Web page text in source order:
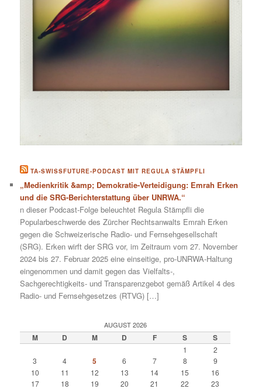
TA-SWISSFUTURE-PODCAST MIT REGULA STÄMPFLI
„Medienkritik &amp; Demokratie-Verteidigung: Emrah Erken
und die SRG-Berichterstattung über UNRWA.“
n dieser Podcast-Folge beleuchtet Regula Stämpfli die
Popularbeschwerde des Zürcher Rechtsanwalts Emrah Erken
gegen die Schweizerische Radio- und Fernsehgesellschaft
(SRG). Erken wirft der SRG vor, im Zeitraum vom 27. November
2024 bis 27. Februar 2025 eine einseitige, pro-UNRWA-Haltung
eingenommen und damit gegen das Vielfalts-,
Sachgerechtigkeits- und Transparenzgebot gemäß Artikel 4 des
Radio- und Fernsehgesetzes (RTVG) […]
AUGUST 2026
M D M D F S S
1
2
3
4 5 6 7 8
9
10
11 12 13 14 15
16
17
18 19 20 21 22 23